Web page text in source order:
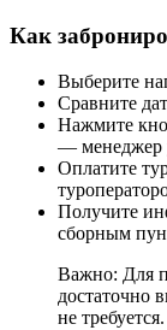
Как
Выберите
Сравните
Нажмите
— менеджер
Оплатите
Получите
сборным
Важно: Для
достаточно
не требуется.